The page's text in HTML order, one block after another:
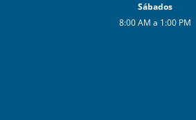
Sábados
8:00 AM a 1:00 PM